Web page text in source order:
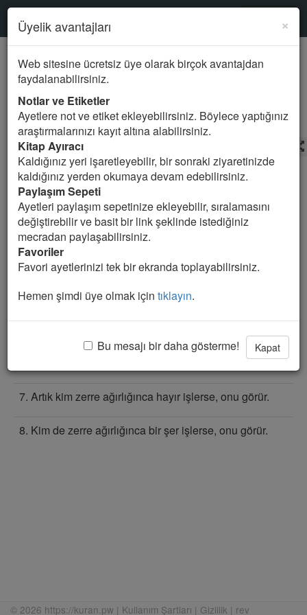
Kur'an-ı Kerim
Mealde ara
99.ZILZAL Suresi
Harun Yıldırım
1. Yeryüzü, olabildiğince sarsıldığında,
2. Yer bütün ağırlığını dışarıya çıkardığı zaman.
3. Ve insan "Buna ne oluyor?" dediğinde,
6. O gün insanlar, amelleri gösterilsin diye, bölük bölük
7. Artık kim zerre ağırlığınca hayır işlerse, onu görür.
8. Kim de zerre ağırlığınca bir şer işlerse, onu görür.
© 2026 https://kuran.pw | Kullanım Şartları | Gizlilik | rev
×
Üyelik avantajları
Web sitesine ücretsiz üye olarak birçok avantajdan
faydalanabilirsiniz.
Notlar ve Etiketler
Ayetlere not ve etiket ekleyebilirsiniz. Böylece yaptığınız
araştırmalarınızı kayıt altına alabilirsiniz.
Kitap Ayıracı
Kaldığınız yeri işaretleyebilir, bir sonraki ziyaretinizde
kaldığınız yerden okumaya devam edebilirsiniz.
Paylaşım Sepeti
Ayetleri paylaşım sepetinize ekleyebilir, sıralamasını
değiştirebilir ve basit bir link şeklinde istediğiniz
mecradan paylaşabilirsiniz.
Favoriler
Favori ayetlerinizi tek bir ekranda toplayabilirsiniz.
Hemen şimdi üye olmak için tıklayın.
Bu mesajı bir daha gösterme! Kapat